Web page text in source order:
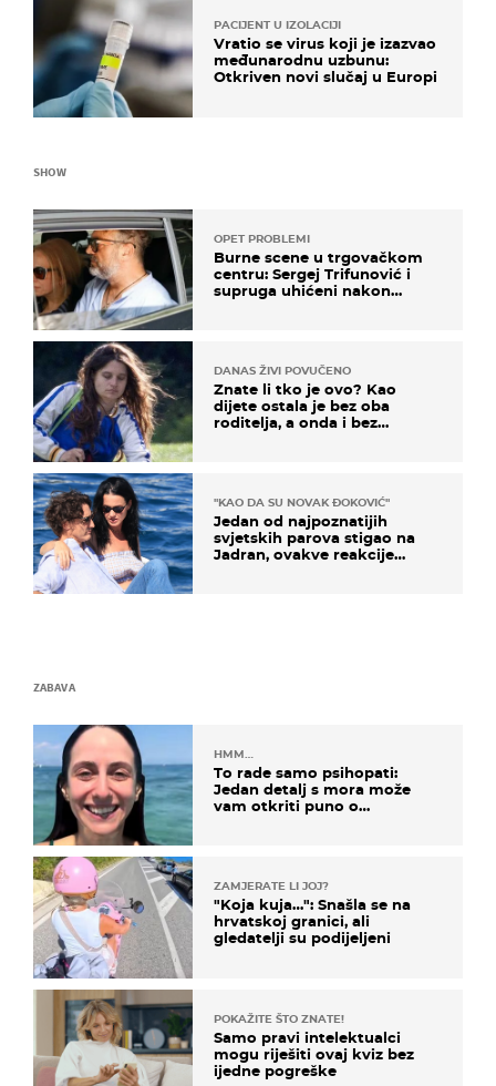
PACIJENT U IZOLACIJI
Vratio se virus koji je izazvao
međunarodnu uzbunu:
Otkriven novi slučaj u Europi
SHOW
OPET PROBLEMI
Burne scene u trgovačkom
centru: Sergej Trifunović i
supruga uhićeni nakon
DANAS ŽIVI POVUČENO
Znate li tko je ovo? Kao
dijete ostala je bez oba
roditelja, a onda i bez
"KAO DA SU NOVAK ĐOKOVIĆ"
Jedan od najpoznatijih
svjetskih parova stigao na
Jadran, ovakve reakcije
ZABAVA
HMM…
To rade samo psihopati:
Jedan detalj s mora može
vam otkriti puno o
ZAMJERATE LI JOJ?
"Koja kuja…": Snašla se na
hrvatskoj granici, ali
gledatelji su podijeljeni
POKAŽITE ŠTO ZNATE!
Samo pravi intelektualci
mogu riješiti ovaj kviz bez
ijedne pogreške